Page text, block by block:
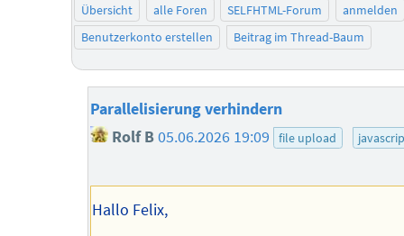
Übersicht alle Foren SELFHTML-Forum
anmelden
Benutzerkonto erstellen
Beitrag im Thread-Baum
Parallelisierung verhindern
Rolf B 05.06.2026 19:09 file upload
Hallo Felix,